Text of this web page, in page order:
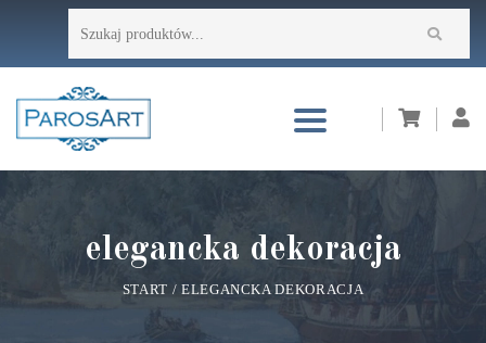
elegancka dekoracja
START / ELEGANCKA DEKORACJA